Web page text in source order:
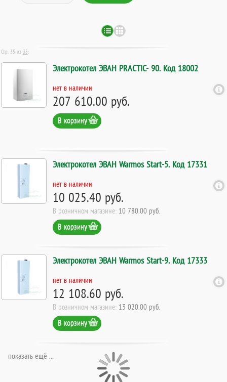
Стр. 35 из 35:
Электрокотел ЭВАН PRACTIC- 90. Код 18002
нет в наличии
207 610.00 руб.
В корзину
Электрокотел ЭВАН Warmos Start-5. Код 17331
нет в наличии
10 025.40 руб.
В розничном магазине: 10 780.00 руб.
В корзину
Электрокотел ЭВАН Warmos Start-9. Код 17333
нет в наличии
12 108.60 руб.
В розничном магазине: 13 020.00 руб.
В корзину
показать ещё ...